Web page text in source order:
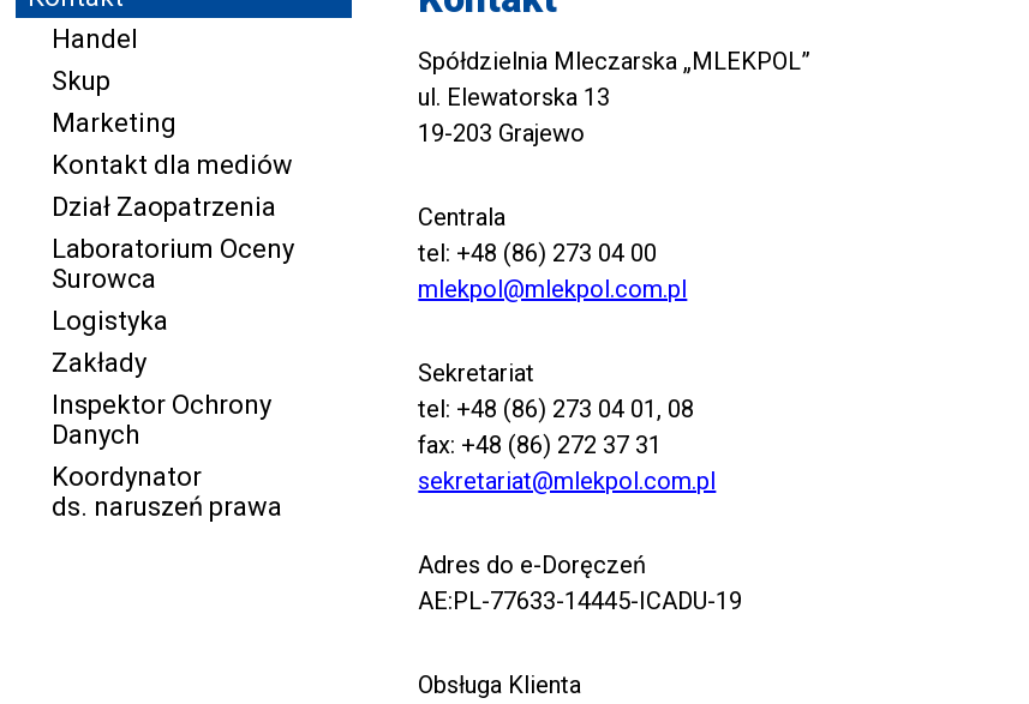
Handel
Skup
Marketing
Kontakt dla mediów
Dział Zaopatrzenia
Laboratorium Oceny
Surowca
Logistyka
Zakłady
Inspektor Ochrony
Danych
Koordynator
ds. naruszeń prawa
Spółdzielnia Mleczarska „MLEKPOL”
ul. Elewatorska 13
19-203 Grajewo
Centrala
tel: +48 (86) 273 04 00
mlekpol@mlekpol.com.pl
Sekretariat
tel: +48 (86) 273 04 01 , 08
fax: +48 (86) 272 37 31
sekretariat@mlekpol.com.pl
Adres do e-Doręczeń
AE:PL-77633-14445-ICADU-19
Obsługa Klienta